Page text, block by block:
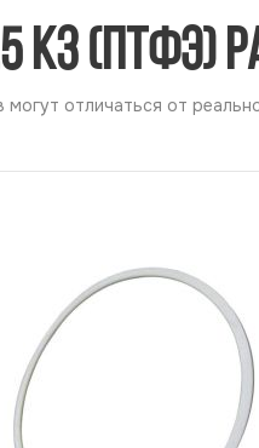
КЗ (ПТФЭ)
отличаться от